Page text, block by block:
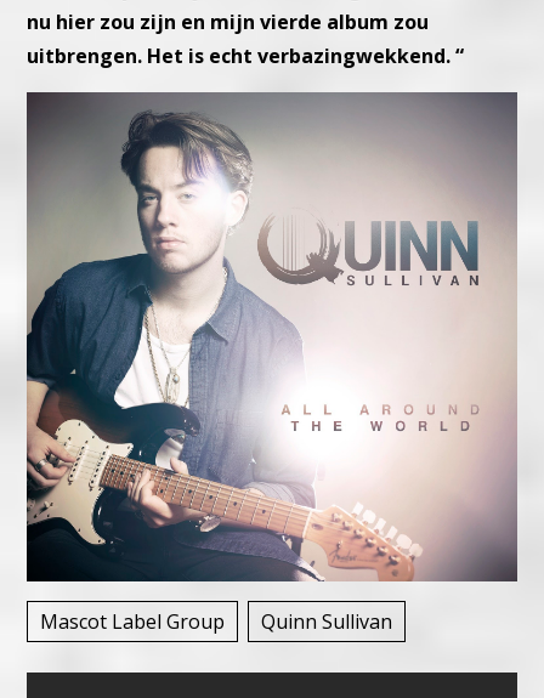
nu hier zou zijn en mijn vierde album zou
uitbrengen. Het is echt verbazingwekkend. “
Mascot Label Group Quinn Sullivan